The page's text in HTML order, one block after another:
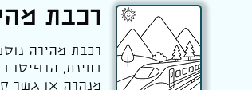
רכבת
רכבת מהירה
בחינם, הדפיסו
מנהרה או גשר